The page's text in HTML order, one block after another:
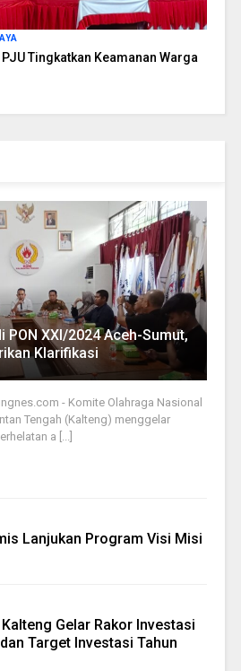
Tingkatkan Keamanan Warga
XXI/2024 Aceh-Sumut,
Klarifikasi
- Komite Olahraga Nasional
Tengah (Kalteng) menggelar
a [...]
Lanjukan Program Visi Misi
Gelar Rakor Investasi
Target Investasi Tahun